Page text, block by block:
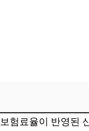
험료율이 반영된